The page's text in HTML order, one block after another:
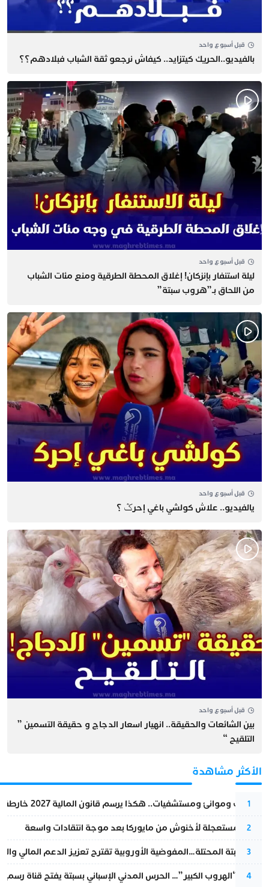
قبل أسبوع واحد
بالفيديو..الحريك كيتزايد.. كيفاش نرجعو ثقة الشباب فبلادهم؟؟
قبل أسبوع واحد
​ليلة استنفار بإنزكان! إغلاق المحطة الطرقية ومنع مئات الشباب
من اللحاق بـ”هروب سبتة”
قبل أسبوع واحد
يالفيديو.. علاش كولشي باغي إحرݣ ؟
قبل أسبوع واحد
بين الشائعات والحقيقة.. انهيار اسعار الدجاج و حقيقة التسمين ”
التلقيح “
الأكثر مشاهدة
1
قطارات وموانئ ومستشفيات.. هكذا يرسم قانون المالية 2027 خارطة المغرب المقبل
2
عودة مستعجلة لأخنوش من مايوركا بعد موجة انتقادات واسعة
3
أزمة سبتة المحتلة…المفوضية الأوروبية تقترح تعزيز الدعم المالي
4
عملية “الهروب الكبير”… الحرس المدني الإسباني بسبتة يفتح قناة